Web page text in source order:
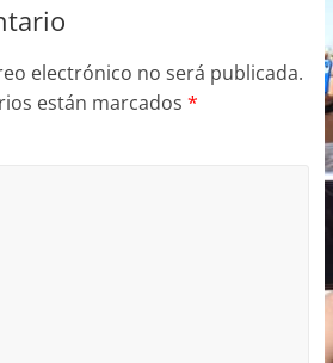
electrónico no será publicada.
están marcados *